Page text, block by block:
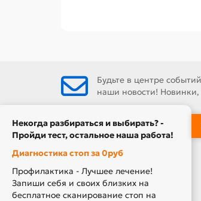
Будьте в центре
наши новости!
Информация
О нас
Производители
Некогда разбираться и выбирать? -
Пройди тест, остальное наша работа!
Диагностика стоп за 0руб
Профилактика - Лучшее лечение!
Запиши себя и своих близких на
бесплатное сканирование стоп на